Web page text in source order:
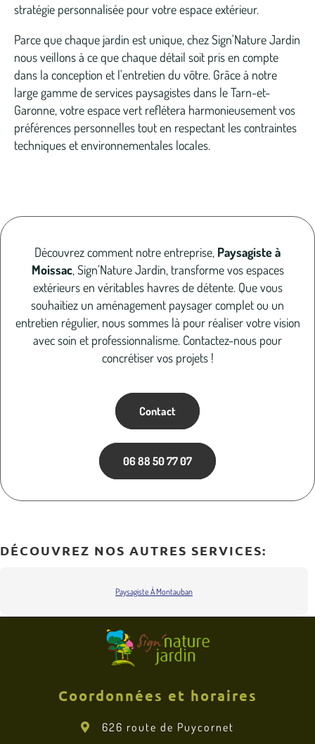
stratégie personnalisée pour votre espace extérieur.
Parce que chaque jardin est unique, chez Sign'Nature Jardin
nous veillons à ce que chaque détail soit pris en compte
dans la conception et l'entretien du vôtre. Grâce à notre
large gamme de services paysagistes dans le Tarn-et-
Garonne, votre espace vert reflétera harmonieusement vos
préférences personnelles tout en respectant les contraintes
techniques et environnementales locales.
Découvrez comment notre entreprise, Paysagiste à
Moissac, Sign’Nature Jardin, transforme vos espaces
extérieurs en véritables havres de détente. Que vous
souhaitiez un aménagement paysager complet ou un
entretien régulier, nous sommes là pour réaliser votre vision
avec soin et professionnalisme. Contactez-nous pour
concrétiser vos projets !
Contact
06 88 50 77 07
DÉCOUVREZ NOS AUTRES SERVICES:
Paysagiste À Montauban
Coordonnées et horaires
626 route de Puycornet